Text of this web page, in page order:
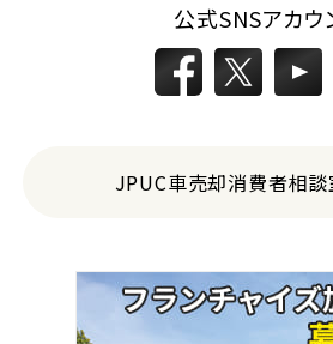
公式SNSアカウ
JPUC車売却消費者相談